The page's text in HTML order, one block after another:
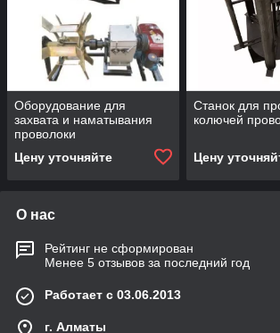
Оборудование для
захвата и наматывания
проволоки
Цену уточняйте
Станок для
колючей
Цену
О нас
Рейтинг не сформирован
Менее 5 отзывов за последний год
Работает с 03.06.2013
г. Алматы